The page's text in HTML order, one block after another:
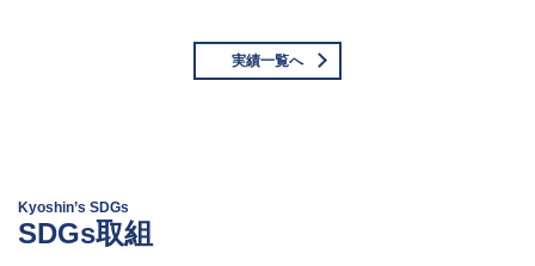
実績一覧へ
Kyoshin’s SDGs
SDGs取組